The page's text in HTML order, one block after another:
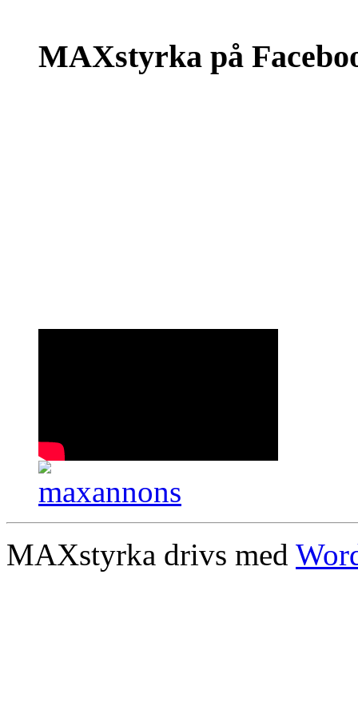
MAXstyrka på
MAXstyrka drivs med